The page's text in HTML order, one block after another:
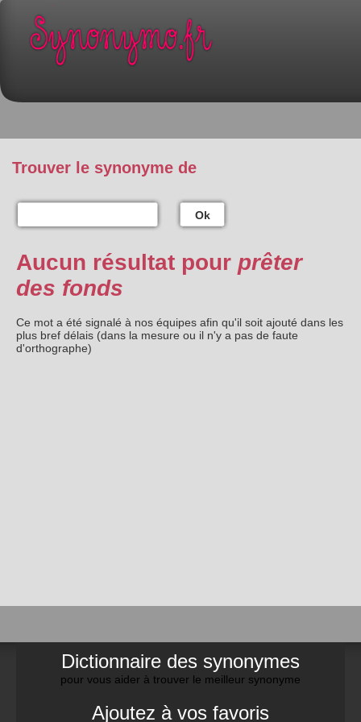
Trouver le synonyme de
Ok
Aucun résultat pour prêter
des fonds
Ce mot a été signalé à nos équipes afin qu'il soit ajouté dans les
plus bref délais (dans la mesure ou il n'y a pas de faute
d'orthographe)
Dictionnaire des synonymes
pour vous aider à trouver le meilleur synonyme
Ajoutez à vos favoris